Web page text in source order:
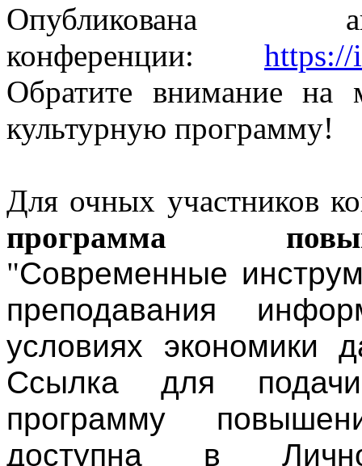
Опубликована
конференции: https://
Обратите внимание на
культурную программу!
Для очных участников
программа
"Современные
преподавания
условиях экономики
Ссылка для
программу
доступна в